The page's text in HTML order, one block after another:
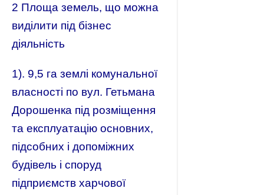
2 Площа земель, що можна
виділити під бізнес
діяльність
1). 9,5 га землі комунальної
власності по вул. Гетьмана
Дорошенка під розміщення
та експлуатацію основних,
підсобних і допоміжних
будівель і споруд
підприємств харчової